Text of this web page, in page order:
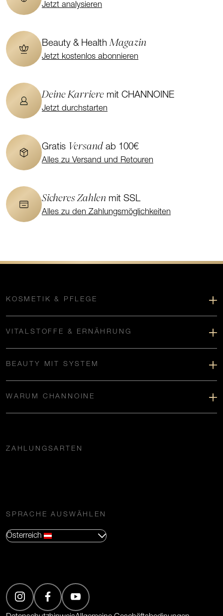
Jetzt analysieren
Beauty & HealthMagazin
Jetzt kostenlos abonnieren
Deine Karriere mit CHANNOINE
Jetzt durchstarten
Gratis Versand ab 100€
Alles zu Versand und Retouren
Sicheres Zahlen mit SSL
Alles zu den Zahlungsmöglichkeiten
KOSMETIK & PFLEGE
VITALSTOFFE & ERNÄHRUNG
BEAUTY MIT SYSTEM
WARUM CHANNOINE
ZAHLUNGSARTEN
SPRACHE AUSWÄHLEN
Österreich
(Öffnet in neuem Tab)
(Öffnet in neuem Tab)
(Öffnet in neuem Tab)